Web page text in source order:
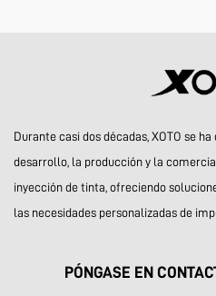
Durante casi dos décadas, XOTO se
desarrollo, la producción y la
inyección de tinta, ofreciendo
las necesidades personalizadas de
PÓNGASE EN